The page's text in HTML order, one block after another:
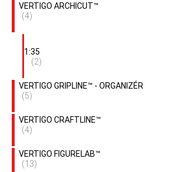
VERTIGO ARCHICUT™
(4)
1:35
(2)
VERTIGO GRIPLINE™ - ORGANIZÉR
(5)
VERTIGO CRAFTLINE™
(4)
VERTIGO FIGURELAB™
(13)